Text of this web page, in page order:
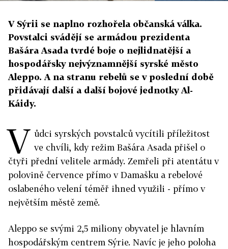
V Sýrii se naplno rozhořela občanská válka.
Povstalci svádějí se armádou prezidenta
Bašára Asada tvrdé boje o nejlidnatější a
hospodářsky nejvýznamnější syrské město
Aleppo. A na stranu rebelů se v poslední době
přidávají další a další bojové jednotky Al-
Káidy.
V ůdci syrských povstalců vycítili příležitost
ve chvíli, kdy režim Bašára Asada přišel o
čtyři přední velitele armády. Zemřeli při atentátu v
polovině července přímo v Damašku a rebelové
oslabeného velení téměř ihned využili - přímo v
největším městě země.
Aleppo se svými 2,5 miliony obyvatel je hlavním
hospodářským centrem Sýrie. Navíc je jeho poloha